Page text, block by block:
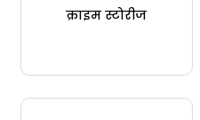
क्राइम स्टोरीज